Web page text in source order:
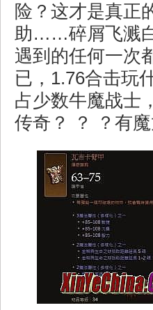
险？这才是真正
助……碎屑飞溅
遇到的任何一次
已，1.76合击玩
占少数牛魔战士
传奇？ ？ ？有